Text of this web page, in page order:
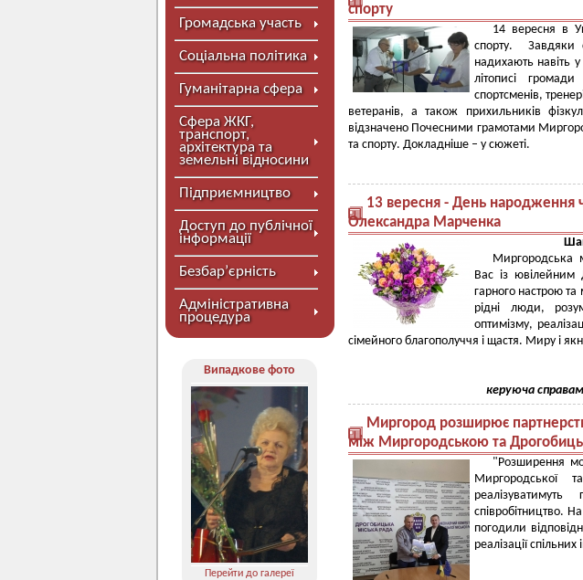
Громадська участь
Соціальна політика
Гуманітарна сфера
Сфера ЖКГ,
транспорт,
архітектура та
земельні відносини
Підприємництво
Доступ до публічної
інформації
Безбар’єрність
Адміністративна
процедура
Випадкове фото
Перейти до галереї
спорту
14 вересня в
спорту. Завдяки
надихають навіть
літописі
спортсменів,
ветеранів, а також прихильників
відзначено Почесними грамотами
та спорту. Докладніше – у сюжеті.
13 вересня - День народження
Олександра Марченка
Миргородська
Вас із ювілейним
гарного настрою
рідні люди,
оптимізму,
сімейного благополуччя і щастя. Миру і
керуюча
Миргород розширює
між Миргородською та
"Розширення
Миргородської
співробітництво.
погодили
реалізації спільних